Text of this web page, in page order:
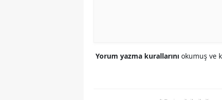
Yorum yazma kurallarını okumuş ve